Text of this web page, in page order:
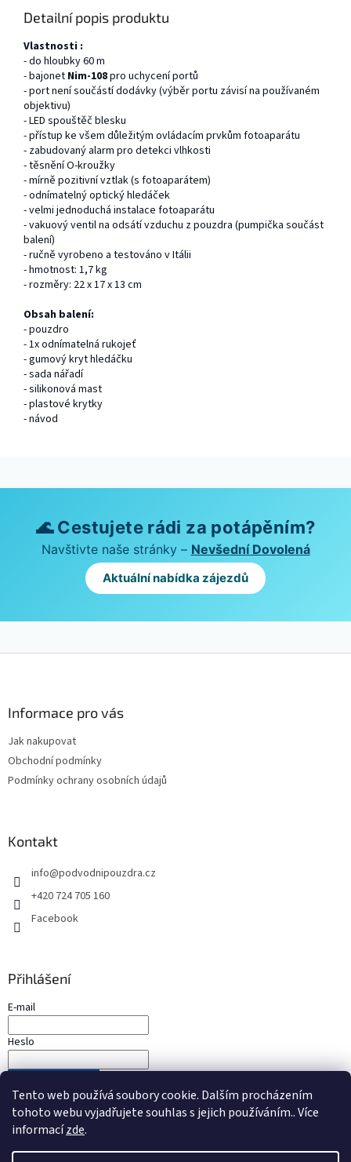
Tento web používá soubory cookie. Dalším procházením
tohoto webu vyjadřujete souhlas s jejich používáním.. Více
informacízde.
Detailní popis produktu
Vlastnosti :
- do hloubky 60 m
- bajonet Nim-108pro uchycení portů
- port není součástí dodávky (výběr portu závisí na používaném
objektivu)
- LED spouštěč blesku
- přístup ke všem důležitým ovládacím prvkům fotoaparátu
- zabudovaný alarm pro detekci vlhkosti
- těsnění O-kroužky
- mírně pozitivní vztlak (s fotoaparátem)
- odnímatelný optický hledáček
- velmi jednoduchá instalace fotoaparátu
- vakuový ventil na odsátí vzduchu z pouzdra (pumpička součást
balení)
- ručně vyrobeno a testováno v Itálii
- hmotnost: 1,7 kg
- rozměry: 22 x 17 x 13 cm
Obsah balení:
- pouzdro
- 1x odnímatelná rukojeť
- gumový kryt hledáčku
- sada nářadí
- silikonová mast
- plastové krytky
- návod
🌊 Cestujete rádi za potápěním?
Navštivte naše stránky – Nevšední Dovolená
Aktuální nabídka zájezdů
Informace pro vás
Jak nakupovat
Obchodní podmínky
Podmínky ochrany osobních údajů
Kontakt
info@podvodnipouzdra.cz
+420 724 705 160
Facebook
Přihlášení
E-mail
Heslo
Nová registrace Zapomenuté heslo